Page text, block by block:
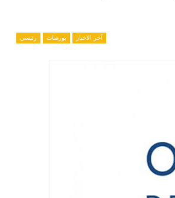
آخر الاخبار بورصات رئيسي